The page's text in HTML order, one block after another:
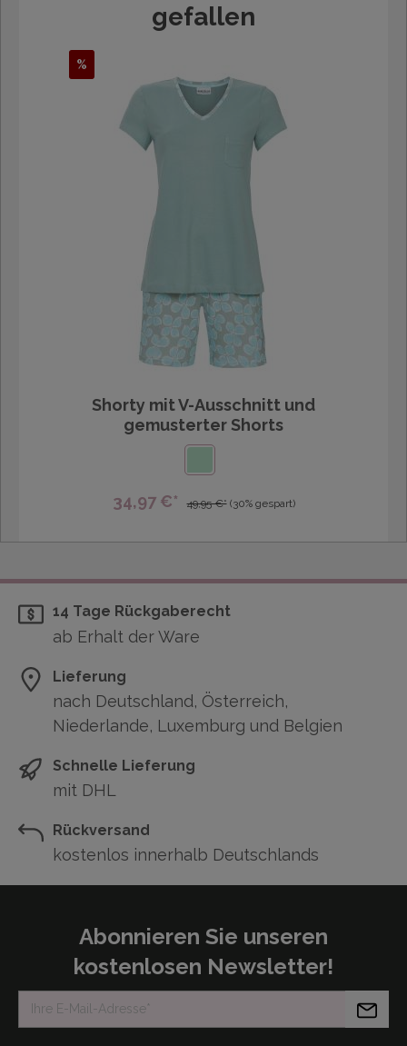
gefallen
%
Shorty mit V-Ausschnitt und
gemusterter Shorts
34,97 €* 49,95 €* (30% gespart)
14 Tage Rückgaberecht
ab Erhalt der Ware
Lieferung
nach Deutschland, Österreich,
Niederlande, Luxemburg und Belgien
Schnelle Lieferung
mit DHL
Rückversand
kostenlos innerhalb Deutschlands
Abonnieren Sie unseren
kostenlosen Newsletter!